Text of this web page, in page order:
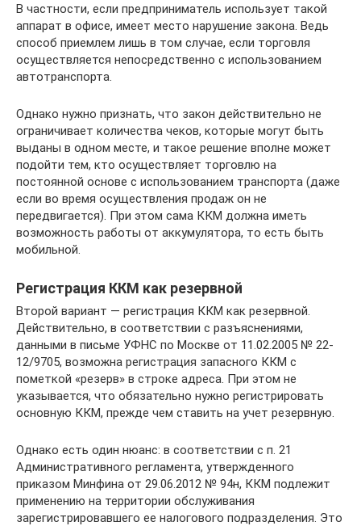
В частности, если предприниматель использует такой
аппарат в офисе, имеет место нарушение закона. Ведь
способ приемлем лишь в том случае, если торговля
осуществляется непосредственно с использованием
автотранспорта.
Однако нужно признать, что закон действительно не
ограничивает количества чеков, которые могут быть
выданы в одном месте, и такое решение вполне может
подойти тем, кто осуществляет торговлю на
постоянной основе с использованием транспорта (даже
если во время осуществления продаж он не
передвигается). При этом сама ККМ должна иметь
возможность работы от аккумулятора, то есть быть
мобильной.
Регистрация ККМ как резервной
Второй вариант — регистрация ККМ как резервной.
Действительно, в соответствии с разъяснениями,
данными в письме УФНС по Москве от 11.02.2005 № 22-
12/9705, возможна регистрация запасного ККМ с
пометкой «резерв» в строке адреса. При этом не
указывается, что обязательно нужно регистрировать
основную ККМ, прежде чем ставить на учет резервную.
Однако есть один нюанс: в соответствии с п. 21
Административного регламента, утвержденного
приказом Минфина от 29.06.2012 № 94н, ККМ подлежит
применению на территории обслуживания
зарегистрировавшего ее налогового подразделения. Это